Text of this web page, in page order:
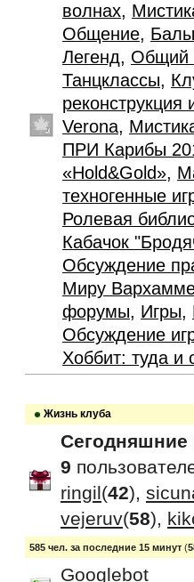
волнах,
Общение,
Легенд, Общий
Танцклассы,
реконструкция
Verona,
ПРИ Карибы
«Hold&Gold»,
техногенные
Ролевая
Кабачок
Обсуждение
Миру
форумы, Игры,
Обсуждение
Хоббит: туда и
Жизнь клуба
Сегодняшние
9
ringil(42),
vejeruv(58),
585 чел. за последние 15 минут (
Googlebot